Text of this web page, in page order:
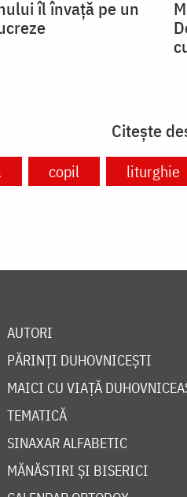
îl învață pe un
Citește
copil liturghie
AUTORI
PĂRINȚI DUHOVNICEȘTI
MAICI CU VIAȚĂ
TEMATICĂ
SINAXAR ALFABETIC
MĂNĂSTIRI ȘI BISERICI